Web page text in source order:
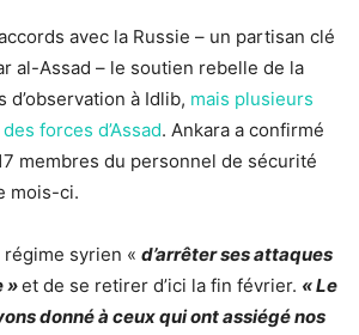
avec la Russie – un partisan clé
al-Assad – le soutien rebelle de la
d’observation à Idlib, mais plusieurs
forces d’Assad. Ankara a confirmé
membres du personnel de sécurité
mois-ci.
syrien « d’arrêter ses attaques
»et de se retirer d’ici la fin février. « Le
donné à ceux qui ont assiégé nos